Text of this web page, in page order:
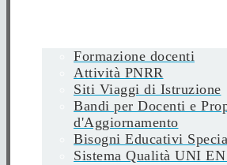
Formazione docenti
Attività PNRR
Siti Viaggi di Istruzione
Bandi per Docenti e
d'Aggiornamento
Bisogni Educativi
Sistema Qualità UNI